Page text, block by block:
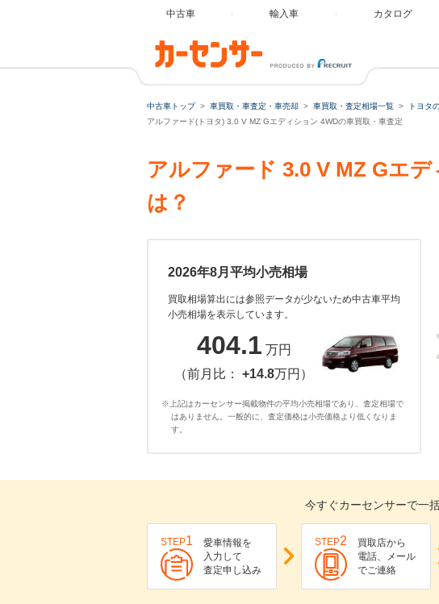
中古車 輸入車 カタログ
中古車トップ 車買取・車査定・車売却 車買取・査定相場一覧 トヨタ
アルファード(トヨタ) 3.0 V MZ Gエディション 4WDの車買取・車査定
アルファード 3.0 V MZ Gエ
は？
2026年8月平均小売相場
買取相場算出には参照データが少ないため中古車平均
小売相場を表示しています。
404.1 万円
（前月比： +14.8万円）
※上記はカーセンサー掲載物件の平均小売相場であり、査定相場で
はありません。一般的に、査定価格は小売価格より低くなりま
す。
今すぐカーセンサーで一
STEP1
愛車情報を
入力して
査定申し込み
STEP2
買取店から
電話、メール
でご連絡